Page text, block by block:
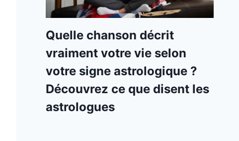
Quelle chanson décrit
vraiment votre vie selon
votre signe astrologique ?
Découvrez ce que disent les
astrologues